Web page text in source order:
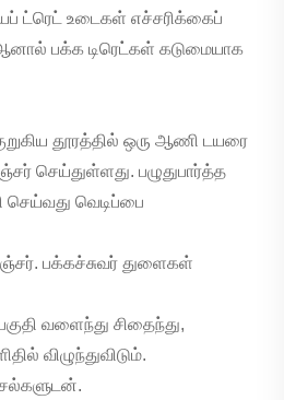
ட்ரெட் உடைகள் எச்சரிக்கைப்
ஆனால் பக்க டிரெட்கள் கடுமையாக
தூரத்தில் ஒரு ஆணி டயரை
செய்துள்ளது. பழுதுபார்த்த
செய்வது வெடிப்பை
பக்கச்சுவர் துளைகள்
வளைந்து சிதைந்து,
விழுந்துவிடும்.